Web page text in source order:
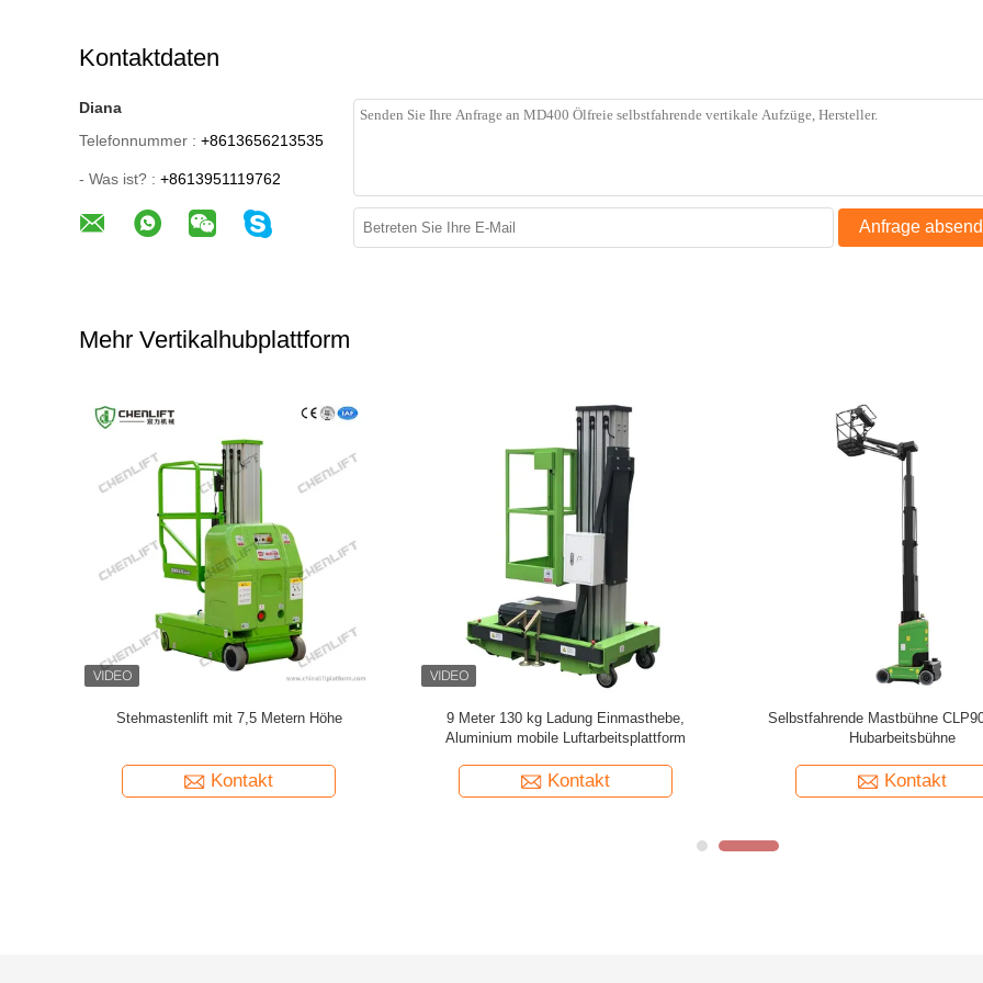
Kontaktdaten
Diana
Telefonnummer : +8613656213535
- Was ist? : +8613951119762
Anfrage
Mehr Vertikalhubplattform
1,3 kW Selbstfahrende Vertikal-
Kontakt
10M Tragbare Hubarbeitsbühne 160 kg
Beladung
Kontakt
Mobile Einmast-Elektro-
Plattformhöhe 130kg
Kontakt